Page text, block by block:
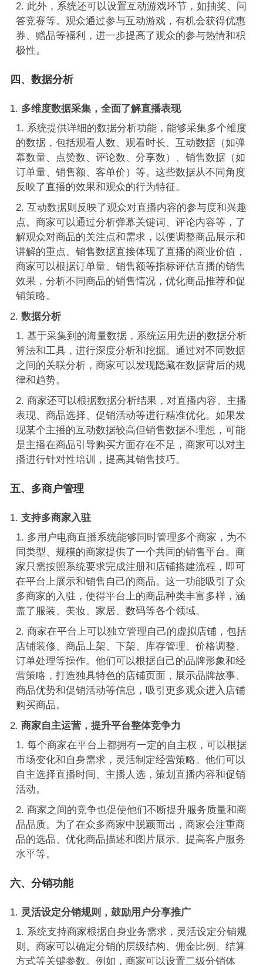
此外，系统还可以设置互动游戏环节，如抽奖、问
答竞赛等。观众通过参与互动游戏，有机会获得优惠
券、赠品等福利，进一步提高了观众的参与热情和积
极性。
四、数据分析
多维度数据采集，全面了解直播表现
系统提供详细的数据分析功能，能够采集多个维度
的数据，包括观看人数、观看时长、互动数据（如弹
幕数量、点赞数、评论数、分享数）、销售数据（如
订单量、销售额、客单价）等。这些数据从不同角度
反映了直播的效果和观众的行为特征。
互动数据则反映了观众对直播内容的参与度和兴趣
点。商家可以通过分析弹幕关键词、评论内容等，了
解观众对商品的关注点和需求，以便调整商品展示和
讲解的重点。销售数据直接体现了直播的商业价值，
商家可以根据订单量、销售额等指标评估直播的销售
效果，分析不同商品的销售情况，优化商品推荐和促
销策略。
数据分析
基于采集到的海量数据，系统运用先进的数据分析
算法和工具，进行深度分析和挖掘。通过对不同数据
之间的关联分析，商家可以发现隐藏在数据背后的规
律和趋势。
商家还可以根据数据分析结果，对直播内容、主播
表现、商品选择、促销活动等进行精准优化。如果发
现某个主播的互动数据较高但销售数据不理想，可能
是主播在商品引导购买方面存在不足，商家可以对主
播进行针对性培训，提高其销售技巧。
五、多商户管理
支持多商家入驻
多用户电商直播系统能够同时管理多个商家，为不
同类型、规模的商家提供了一个共同的销售平台。商
家只需按照系统要求完成注册和店铺搭建流程，即可
在平台上展示和销售自己的商品。这一功能吸引了众
多商家的入驻，使得平台上的商品种类丰富多样，涵
盖了服装、美妆、家居、数码等各个领域。
商家在平台上可以独立管理自己的虚拟店铺，包括
店铺装修、商品上架、下架、库存管理、价格调整、
订单处理等操作。他们可以根据自己的品牌形象和经
营策略，打造独具特色的店铺页面，展示品牌故事、
商品优势和促销活动等信息，吸引更多观众进入店铺
购买商品。
商家自主运营，提升平台整体竞争力
每个商家在平台上都拥有一定的自主权，可以根据
市场变化和自身需求，灵活制定经营策略。他们可以
自主选择直播时间、主播人选，策划直播内容和促销
活动。
商家之间的竞争也促使他们不断提升服务质量和商
品品质。为了在众多商家中脱颖而出，商家会注重商
品的选品、优化商品描述和图片展示、提高客户服务
水平等。
六、分销功能
灵活设定分销规则，鼓励用户分享推广
系统支持商家根据自身业务需求，灵活设定分销规
则。商家可以确定分销的层级结构、佣金比例、结算
方式等关键参数。例如，商家可以设置二级分销体